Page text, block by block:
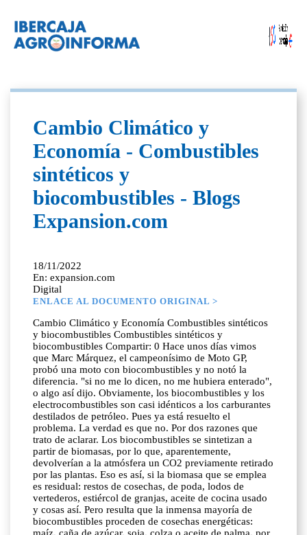
Cambio Climático y
Economía - Combustibles
sintéticos y
biocombustibles - Blogs
Expansion.com
18/11/2022
En: expansion.com
Digital
ENLACE AL DOCUMENTO ORIGINAL >
Cambio Climático y Economía Combustibles sintéticos
y biocombustibles Combustibles sintéticos y
biocombustibles Compartir: 0 Hace unos días vimos
que Marc Márquez, el campeonísimo de Moto GP,
probó una moto con biocombustibles y no notó la
diferencia. "si no me lo dicen, no me hubiera enterado",
o algo así dijo. Obviamente, los biocombustibles y los
electrocombustibles son casi idénticos a los carburantes
destilados de petróleo. Pues ya está resuelto el
problema. La verdad es que no. Por dos razones que
trato de aclarar. Los biocombustibles se sintetizan a
partir de biomasas, por lo que, aparentemente,
devolverían a la atmósfera un CO2 previamente retirado
por las plantas. Eso es así, si la biomasa que se emplea
es residual: restos de cosechas, de poda, lodos de
vertederos, estiércol de granjas, aceite de cocina usado
y cosas así. Pero resulta que la inmensa mayoría de
biocombustibles proceden de cosechas energéticas: